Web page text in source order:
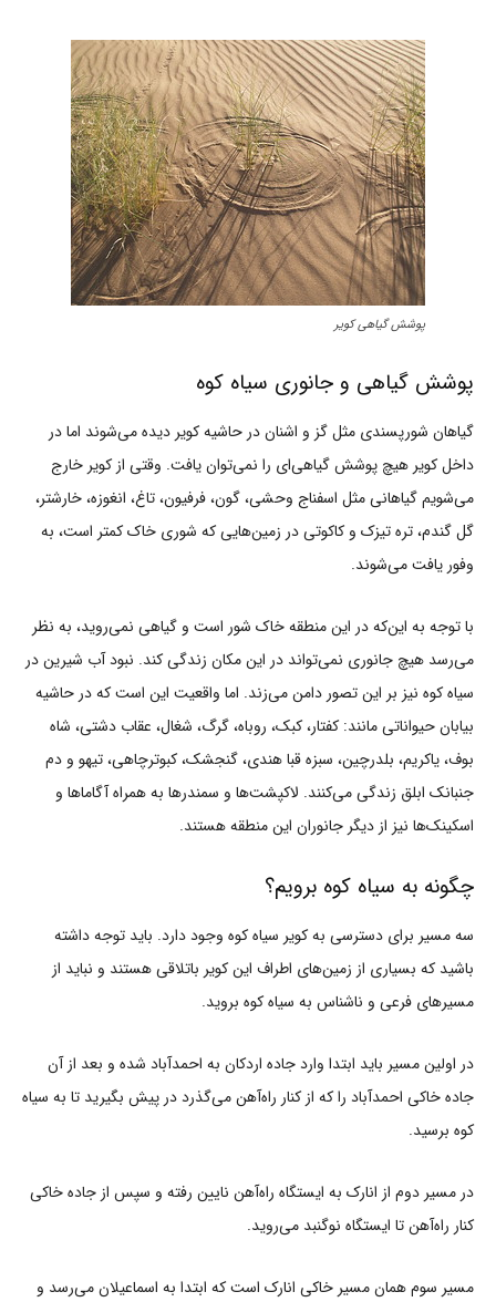
پوشش گیاهی کویر
پوشش گیاهی و جانوری سیاه کوه
گیاهان شورپسندی مثل گز و اشنان در حاشیه کویر دیده می‌شوند اما در
داخل کویر هیچ پوشش گیاهی‌ای را نمی‌توان یافت. وقتی از کویر خارج
می‌شویم گیاهانی مثل اسفناج وحشی، گون، فرفیون، تاغ، انغوزه، خارشتر،
گل گندم، تره تیزک و کاکوتی در زمین‌هایی که شوری خاک کمتر است، به
وفور یافت می‌شوند.
با توجه به این‌که در این منطقه خاک شور است و گیاهی نمی‌روید، به نظر
می‌رسد هیچ جانوری نمی‌تواند در این مکان زندگی کند. نبود آب شیرین در
سیاه کوه نیز بر این تصور دامن می‌زند. اما واقعیت این است که در حاشیه
بیابان حیواناتی مانند: کفتار، کبک، روباه، گرگ، شغال، عقاب دشتی، شاه
بوف، یاکریم، بلدرچین، سبزه قبا هندی، گنجشک، کبوترچاهی، تیهو و دم
جنبانک ابلق زندگی می‌کنند. لاکپشت‌ها و سمندرها به همراه آگاماها و
اسکینک‌ها نیز از دیگر جانوران این منطقه هستند.
چگونه به سیاه کوه برویم؟
سه مسیر برای دسترسی به کویر سیاه کوه وجود دارد. باید توجه داشته
باشید که بسیاری از زمین‌های اطراف این کویر باتلاقی هستند و نباید از
مسیرهای فرعی و ناشناس به سیاه کوه بروید.
در اولین مسیر باید ابتدا وارد جاده اردکان به احمدآباد شده و بعد از آن
جاده خاکی احمدآباد را که از کنار راه‌آهن می‌گذرد در پیش بگیرید تا به سیاه
کوه برسید.
در مسیر دوم از انارک به ایستگاه راه‌آهن نایین رفته و سپس از جاده خاکی
کنار راه‌آهن تا ایستگاه نوگنبد می‌روید.
مسیر سوم همان مسیر خاکی انارک است که ابتدا به اسماعیلان می‌رسد و